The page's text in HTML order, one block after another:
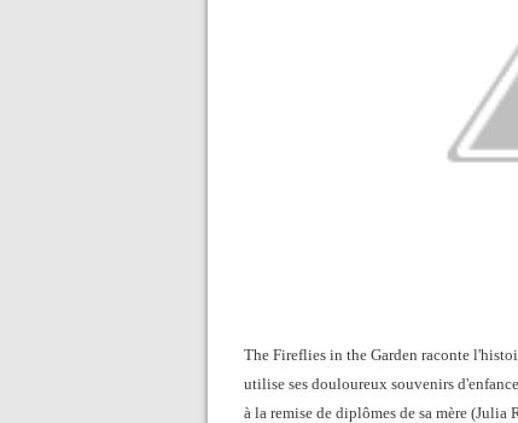
The Fireflies in the Garden raconte
utilise ses douloureux souvenirs
à la remise de diplômes de sa mère